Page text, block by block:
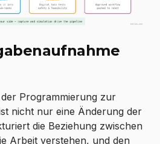
Programmierung zur
nicht nur eine Änderung der
die Beziehung zwischen
Arbeit verstehen, und den